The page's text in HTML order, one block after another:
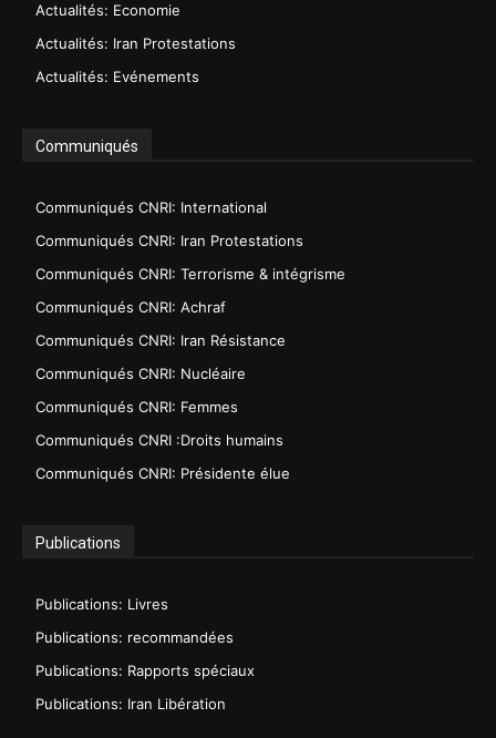
Actualités: Economie
Actualités: Iran Protestations
Actualités: Evénements
Communiqués
Communiqués CNRI: International
Communiqués CNRI: Iran Protestations
Communiqués CNRI: Terrorisme & intégrisme
Communiqués CNRI: Achraf
Communiqués CNRI: Iran Résistance
Communiqués CNRI: Nucléaire
Communiqués CNRI: Femmes
Communiqués CNRI :Droits humains
Communiqués CNRI: Présidente élue
Publications
Publications: Livres
Publications: recommandées
Publications: Rapports spéciaux
Publications: Iran Libération